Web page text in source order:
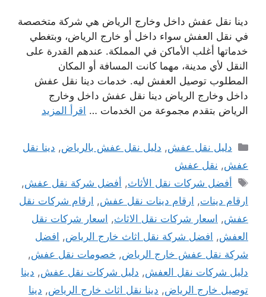
دينا نقل عفش داخل وخارج الرياض هي شركة متخصصة
في نقل العفش سواء داخل أو خارج الرياض، وبتغطي
خدماتها أغلب الأماكن في المملكة. عندهم القدرة على
النقل لأي مدينة، مهما كانت المسافة أو المكان
المطلوب توصيل العفش ليه. خدمات دينا نقل عفش
داخل وخارج الرياض دينا نقل عفش داخل وخارج
الرياض بتقدم مجموعة من الخدمات … اقرأ المزيد
التصنيفات
دليل نقل عفش, دليل نقل عفش بالرياض, دينا نقل
عفش, نقل عفش
الوسوم
أفضل شركات نقل الأثاث, أفضل شركة نقل عفش,
ارقام دينات, ارقام دينات نقل عفش, ارقام شركات نقل
عفش, اسعار شركات نقل الاثاث, اسعار شركات نقل
العفش, افضل شركة نقل اثاث خارج الرياض, افضل
شركة نقل عفش خارج الرياض, خصومات نقل عفش,
دليل شركات نقل العفش, دليل شركات نقل عفش, دينا
توصيل خارج الرياض, دينا نقل اثاث خارج الرياض, دينا